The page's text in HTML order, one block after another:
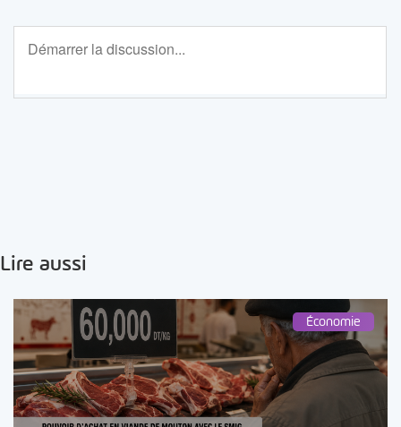
Lire aussi
Économie